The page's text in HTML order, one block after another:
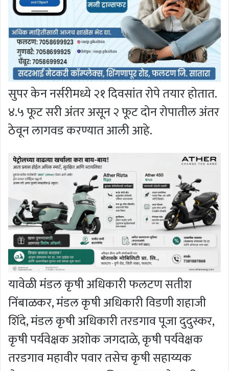
सुपर केन नर्सरीमध्ये २१ दिवसांत रोपे तयार होतात.
४.५ फूट सरी अंतर असून २ फूट दोन रोपातील अंतर
ठेवून लागवड करण्यात आली आहे.
यावेळी मंडल कृषी अधिकारी फलटण सतीश
निंबाळकर, मंडल कृषी अधिकारी विडणी शहाजी
शिंदे, मंडल कृषी अधिकारी तरडगाव पूजा दुदुस्कर,
कृषी पर्यवेक्षक अशोक जगदाळे, कृषी पर्यवेक्षक
तरडगाव महावीर पवार तसेच कृषी सहाय्यक